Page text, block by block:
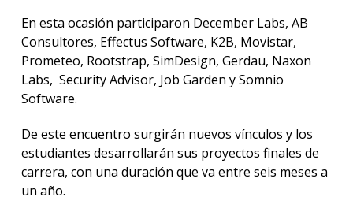
En esta ocasión participaron December Labs, AB
Consultores, Effectus Software, K2B, Movistar,
Prometeo, Rootstrap, SimDesign, Gerdau, Naxon
Labs, Security Advisor, Job Garden y Somnio
Software.
De este encuentro surgirán nuevos vínculos y los
estudiantes desarrollarán sus proyectos finales de
carrera, con una duración que va entre seis meses a
un año.